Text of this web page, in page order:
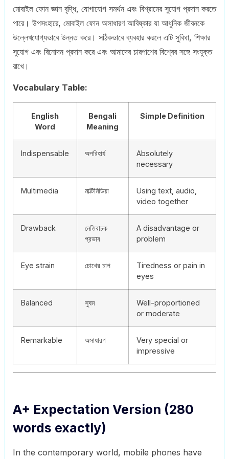
মোবাইল ফোন জ্ঞান বৃদ্ধি, যোগাযোগ সমর্থন এবং বিশ্রামের সুযোগ প্রদান করতে
পারে। উপসংহারে, মোবাইল ফোন অসাধারণ আবিষ্কার যা আধুনিক জীবনকে
উল্লেখযোগ্যভাবে উন্নত করে। সঠিকভাবে ব্যবহার করলে এটি সুবিধা, শিক্ষার
সুযোগ এবং বিনোদন প্রদান করে এবং আমাদের চারপাশের বিশ্বের সঙ্গে সংযুক্ত
রাখে।
Vocabulary Table:
English
Word
Bengali
Meaning
Simple Definition
Indispensable অপরিহার্য
Absolutely
necessary
Multimedia মাল্টিমিডিয়া
Using text, audio,
video together
Drawback
নেতিবাচক
প্রভাব
A disadvantage or
problem
Eye strain চোখের চাপ
Tiredness or pain in
eyes
Balanced সুষম
Well-proportioned
or moderate
Remarkable অসাধারণ
Very special or
impressive
A+ Expectation Version (280
words exactly)
In the contemporary world, mobile phones have